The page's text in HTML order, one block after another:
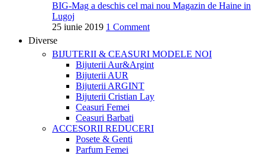
BIG-Mag a deschis cel mai nou Magazin de Haine in
Lugoj
25 iunie 2019 1 Comment
Diverse
BIJUTERII & CEASURI MODELE NOI
Bijuterii Aur&Argint
Bijuterii AUR
Bijuterii ARGINT
Bijuterii Cristian Lay
Ceasuri Femei
Ceasuri Barbati
ACCESORII REDUCERI
Posete & Genti
Parfum Femei